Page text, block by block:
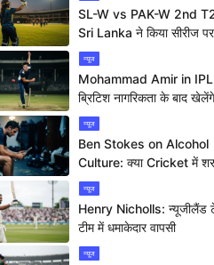
SL-W vs PAK-W 2nd
Sri Lanka ने किया सीरीज
न्यूज
Mohammad Amir in
ब्रिटिश नागरिकता के बाद
आईपीएल?
न्यूज
Ben Stokes on Alcohol
Culture: क्या Cricket में
बड़ी समस्या है?
न्यूज
Henry Nicholls: न्यूजीलैंड
टीम में धमाकेदार वापसी
न्यूज